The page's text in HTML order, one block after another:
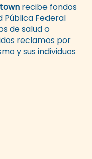
recibe fondos
Pública Federal
de salud o
reclamos por
y sus individuos